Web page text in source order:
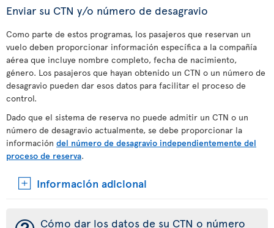
Enviar su CTN y/o número de desagravio
Como parte de estos programas, los pasajeros que reservan un
vuelo deben proporcionar información específica a la compañía
aérea que incluye nombre completo, fecha de nacimiento,
género. Los pasajeros que hayan obtenido un CTN o un número de
desagravio pueden dar esos datos para facilitar el proceso de
control.
Dado que el sistema de reserva no puede admitir un CTN o un
número de desagravio actualmente, se debe proporcionar la
información del número de desagravio independientemente del
proceso de reserva.
Información adicional
Cómo dar los datos de su CTN o número